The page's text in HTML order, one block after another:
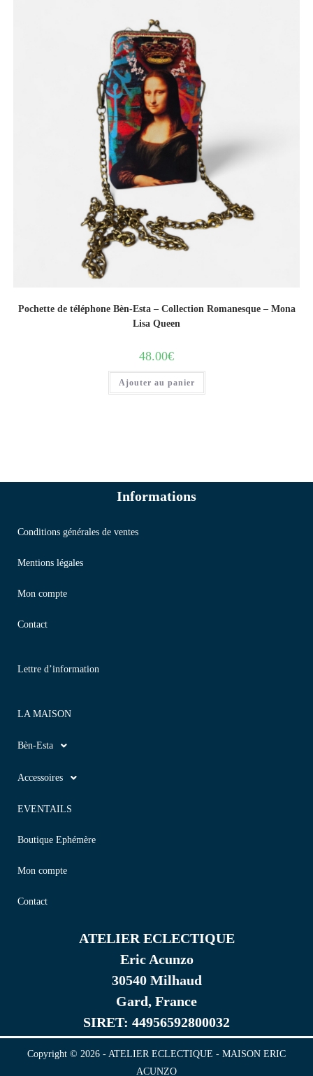
Pochette de téléphone Bèn-Esta – Collection Romanesque – Mona
Lisa Queen
48.00€
Ajouter au panier
Informations
Conditions générales de ventes
Mentions légales
Mon compte
Contact
Lettre d’information
LA MAISON
Bèn-Esta
Accessoires
EVENTAILS
Boutique Ephémère
Mon compte
Contact
ATELIER ECLECTIQUE
Eric Acunzo
30540 Milhaud
Gard, France
SIRET: 44956592800032
Copyright © 2026 - ATELIER ECLECTIQUE - MAISON ERIC
ACUNZO